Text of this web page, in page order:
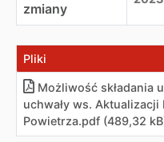
zmiany
Pliki
Możliwość składania
uchwały ws.
Powietrza.pdf (489,32